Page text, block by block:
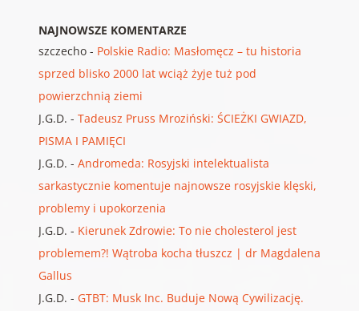
NAJNOWSZE KOMENTARZE
szczecho- Polskie Radio: Masłomęcz – tu historia
sprzed blisko 2000 lat wciąż żyje tuż pod
powierzchnią ziemi
J.G.D. - Tadeusz Pruss Mroziński: ŚCIEŻKI GWIAZD,
PISMA I PAMIĘCI
J.G.D. - Andromeda: Rosyjski intelektualista
sarkastycznie komentuje najnowsze rosyjskie klęski,
problemy i upokorzenia
J.G.D. - Kierunek Zdrowie: To nie cholesterol jest
problemem?! Wątroba kocha tłuszcz | dr Magdalena
Gallus
J.G.D. - GTBT: Musk Inc. Buduje Nową Cywilizację.